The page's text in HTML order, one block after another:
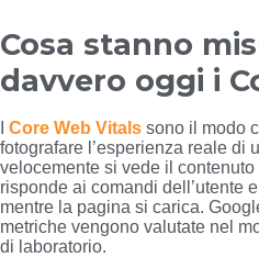
Cosa stanno
davvero oggi i
Core Web Vitals sono il modo
fotografare l’esperienza reale di
velocemente si vede il
risponde ai comandi dell’utente
mentre la pagina si carica.
metriche vengono valutate nel
di laboratorio.